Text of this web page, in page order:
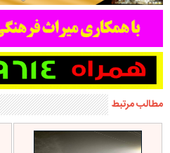
مطالب مرتبط